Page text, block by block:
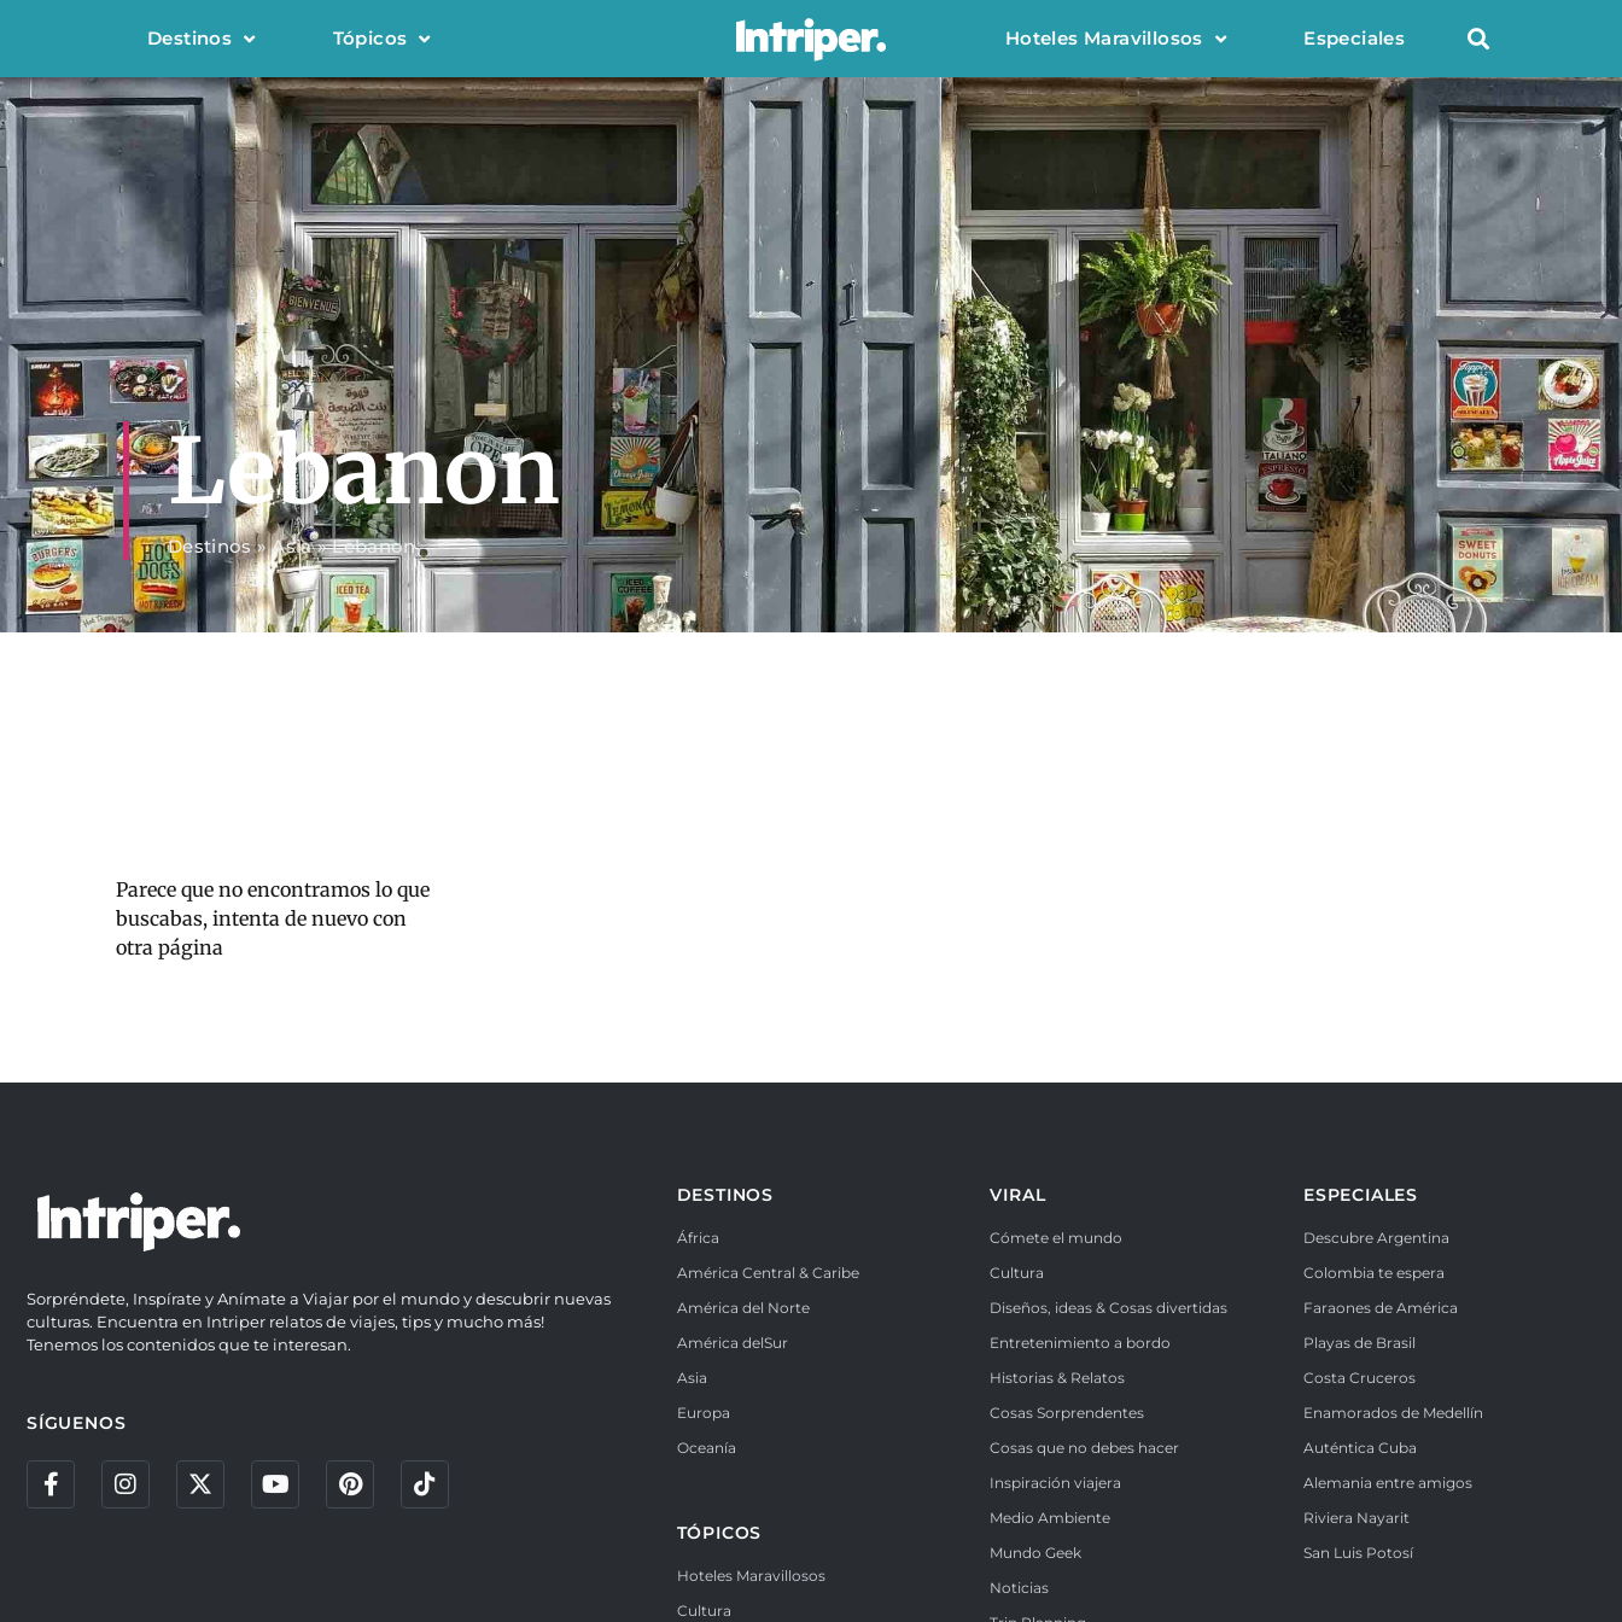
Destinos Tópicos Hoteles Maravillosos Especiales
Lebanon
Destinos»Asia»Lebanon
Parece que no encontramos lo que
buscabas, intenta de nuevo con
otra página
Sorpréndete, Inspírate y Anímate a Viajar por el mundo y descubrir nuevas
culturas. Encuentra en Intriper relatos de viajes, tips y mucho más!
Tenemos los contenidos que te interesan.
SÍGUENOS
DESTINOS
África
América Central & Caribe
América del Norte
América delSur
Asia
Europa
Oceanía
TÓPICOS
Hoteles Maravillosos
Cultura
VIRAL
Cómete el mundo
Cultura
Diseños, ideas & Cosas divertidas
Entretenimiento a bordo
Historias & Relatos
Cosas Sorprendentes
Cosas que no debes hacer
Inspiración viajera
Medio Ambiente
Mundo Geek
Noticias
ESPECIALES
Descubre Argentina
Colombia te espera
Faraones de América
Playas de Brasil
Costa Cruceros
Enamorados de Medellín
Auténtica Cuba
Alemania entre amigos
Riviera Nayarit
San Luis Potosí